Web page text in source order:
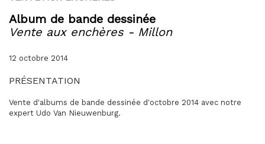
Album de bande dessinée
Vente aux enchères - Millon
12 octobre 2014
PRÉSENTATION
Vente d'albums de bande dessinée d'octobre 2014 avec notre
expert Udo Van Nieuwenburg.